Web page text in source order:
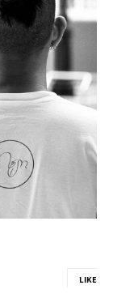
LIKE